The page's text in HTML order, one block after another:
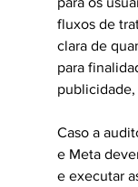
fluxos de
clara de
para
publicidade,
Caso a
e Meta
e executar